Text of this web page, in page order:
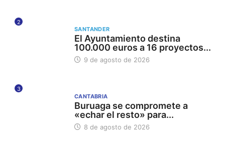
2
SANTANDER
El Ayuntamiento destina
100.000 euros a 16 proyectos...
9 de agosto de 2026
3
CANTABRIA
Buruaga se compromete a
«echar el resto» para...
8 de agosto de 2026